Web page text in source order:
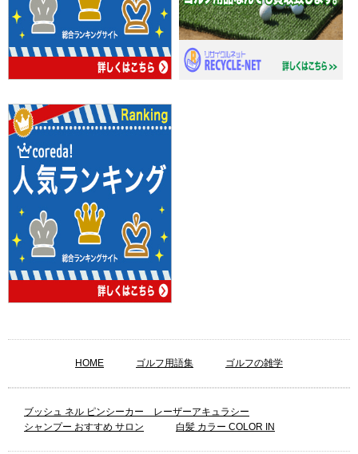
HOME ゴルフ用語集 ゴルフの雑学
ブッシュ ネル ピンシーカー レーザーアキュラシー
シャンプー おすすめ サロン
白髪 カラー COLOR IN